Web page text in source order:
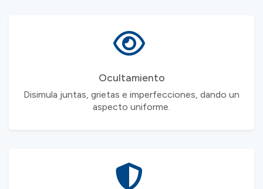
Ocultamiento
Disimula juntas, grietas e imperfecciones, dando un
aspecto uniforme.